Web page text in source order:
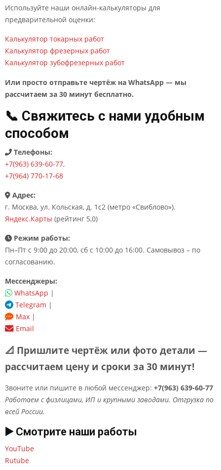
Используйте наши онлайн-калькуляторы для
предварительной оценки:
Калькулятор токарных работ
Калькулятор фрезерных работ
Калькулятор зубофрезерных работ
Или просто отправьте чертёж на WhatsApp — мы
рассчитаем за 30 минут бесплатно.
📞 Свяжитесь с нами удобным
способом
Телефоны:
+7(963) 639-60-77,
+7(964) 770-17-68
Адрес:
г. Москва, ул. Кольская, д. 1с2 (метро «Свиблово»).
Яндекс.Карты (рейтинг 5,0)
Режим работы:
Пн–Пт с 9:00 до 20:00, сб с 10:00 до 16:00. Самовывоз – по
согласованию.
Мессенджеры:
WhatsApp |
Telegram |
Max |
Email
📐 Пришлите чертёж или фото детали —
рассчитаем цену и сроки за 30 минут!
Звоните или пишите в любой мессенджер: +7(963) 639-60-77
Работаем с физлицами, ИП и крупными заводами. Отгрузка по
всей России.
▶️ Смотрите наши работы
YouTube
Rutube